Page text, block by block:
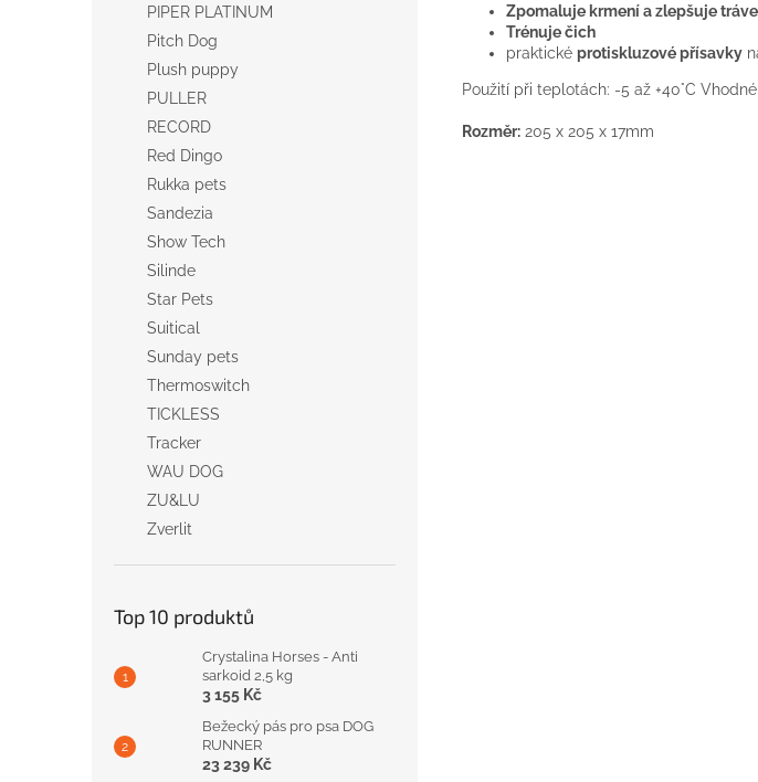
PIPER PLATINUM
Pitch Dog
Plush puppy
PULLER
RECORD
Red Dingo
Rukka pets
Sandezia
Show Tech
Silinde
Star Pets
Suitical
Sunday pets
Thermoswitch
TICKLESS
Tracker
WAU DOG
ZU&LU
Zverlit
Top 10 produktů
Crystalina Horses - Anti
sarkoid 2,5 kg
3 155 Kč
Bežecký pás pro psa DOG
RUNNER
23 239 Kč
Zpomaluje krmení a zlepšuje
Trénuje čich
praktické protiskluzové přísavky
Použití při teplotách: -5 až +40°C
Rozměr: 205 x 205 x 17mm